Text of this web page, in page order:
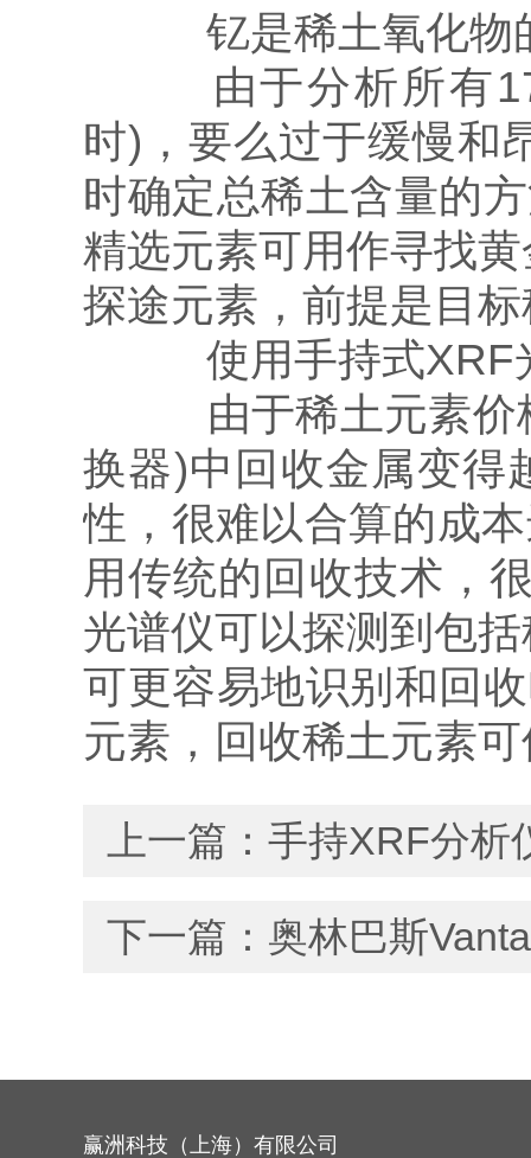
钇是稀土氧化物
由于分析所有17
时)，要么过于缓慢和
时确定总稀土含量的
精选元素可用作寻找
探途元素，前提是目
使用手持式XRF
由于稀土元素价
换器)中回收金属变得
性，很难以合算的成
用传统的回收技术，
光谱仪可以探测到包
可更容易地识别和回
元素，回收稀土元素
上一篇： 手持XRF分析
下一篇： 奥林巴斯
赢洲科技（上海）有限公司